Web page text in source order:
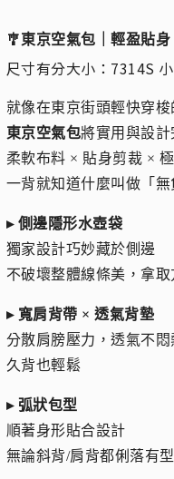
🎐東京空氣包｜輕盈貼身
尺寸有分大小：7314S
就像在東京街頭輕快穿梭
東京空氣包將實用與設
柔軟布料 × 貼身剪裁 ×
一背就知道什麼叫做「無
▸ 側邊隱形水壺袋
獨家設計巧妙藏於側邊
不破壞整體線條美，拿取
▸ 寬肩背帶 × 透氣背墊
分散肩膀壓力，透氣不悶
久背也輕鬆
▸ 弧狀包型
順著身形貼合設計
無論斜背/肩背都俐落有型